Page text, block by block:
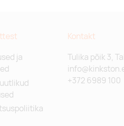
ja
Kontakt
Tulika põik 3,
+372 6989 100